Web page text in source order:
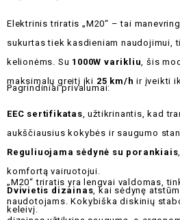
Elektrinis triratis „M20“ – tai
sukurtas tiek kasdieniam naudojimui,
kelionėms. Su 1000W varikliu , šis
maksimalų greitį iki 25 km/h ir įveikti
Pagrindiniai privalumai:
EEC sertifikatas , užtikrinantis, kad
aukščiausius kokybės ir saugumo
Reguliuojama sėdynė su porankiais
komfortą vairuotojui.
Dvivietis dizainas , kai sėdynę
keleivį.
„M20“ triratis yra lengvai valdomas,
naudotojams. Kokybiška diskinių